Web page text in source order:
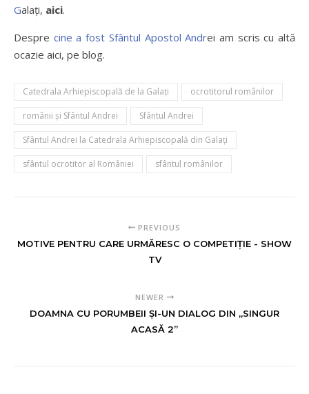
Galați, aici.
Despre cine a fost Sfântul Apostol Andrei am scris cu altă
ocazie aici, pe blog.
Catedrala Arhiepiscopală de la Galați ocrotitorul românilor
românii şi Sfântul Andrei Sfântul Andrei
Sfântul Andrei la Catedrala Arhiepiscopală din Galați
sfântul ocrotitor al României sfântul românilor
PREVIOUS
MOTIVE PENTRU CARE URMĂRESC O COMPETIȚIE - SHOW
TV
NEWER
DOAMNA CU PORUMBEII ȘI-UN DIALOG DIN „SINGUR
ACASĂ 2”